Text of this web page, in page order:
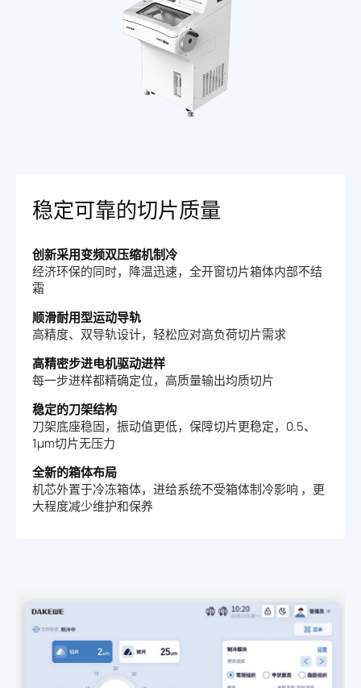
稳定可靠的切片质量
创新采用变频双压缩机制冷
经济环保的同时，降温迅速，全开窗切片箱体内部不结
霜
顺滑耐用型运动导轨
高精度、双导轨设计，轻松应对高负荷切片需求
高精密步进电机驱动进样
每一步进样都精确定位，高质量输出均质切片
稳定的刀架结构
刀架底座稳固，振动值更低，保障切片更稳定，0.5、
1μm切片无压力
全新的箱体布局
机芯外置于冷冻箱体，进给系统不受箱体制冷影响 ，更
大程度减少维护和保养